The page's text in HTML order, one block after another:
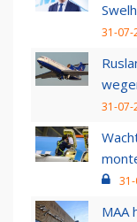
31-07-
31-07-
MAA